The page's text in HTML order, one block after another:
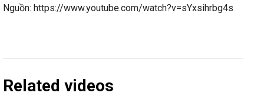
Nguồn: https://www.youtube.com/watch?v=sYxsihrbg4s
Related videos